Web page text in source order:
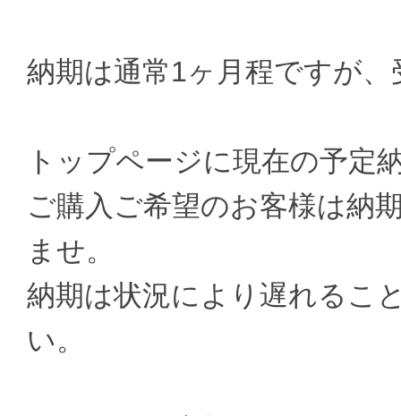
納期は通常1ヶ月程ですが
トップページに現在の予定
ご購入ご希望のお客様は納
ませ。
納期は状況により遅れるこ
い。